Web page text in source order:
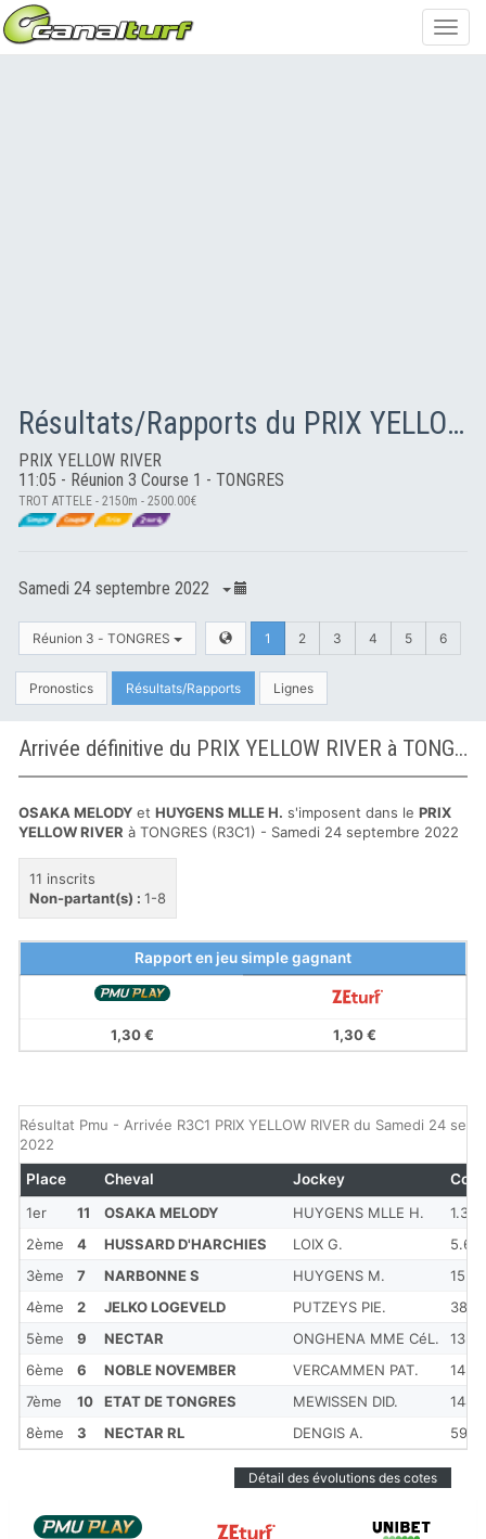
Résultats/Rapports du PRIX YELLOW RIVER
PRIX YELLOW RIVER
11:05 - Réunion 3 Course 1 - TONGRES
TROT ATTELE - 2150m - 2500.00€
Samedi 24 septembre 2022
Réunion 3 - TONGRES 1 2 3 4 5 6
Pronostics Résultats/Rapports Lignes
Arrivée définitive du PRIX YELLOW RIVER à TONGRES
OSAKA MELODY et HUYGENS MLLE H. s'imposent dans le PRIX
YELLOW RIVER à TONGRES (R3C1) - Samedi 24 septembre 2022
11 inscrits
Non-partant(s) : 1-8
Rapport en jeu simple gagnant
1,30 € 1,30 €
Résultat Pmu - Arrivée R3C1 PRIX YELLOW RIVER du Samedi 24
2022
1er 11 OSAKA MELODY HUYGENS MLLE H.
1.3
2ème
4 HUSSARD D'HARCHIES LOIX G.
5.6
3ème
7 NARBONNE S HUYGENS M.
15
4ème
2 JELKO LOGEVELD PUTZEYS PIE.
38
5ème
9 NECTAR ONGHENA MME CéL.
13
6ème
6 NOBLE NOVEMBER VERCAMMEN PAT.
14
7ème
10 ETAT DE TONGRES MEWISSEN DID.
148
8ème
3 NECTAR RL DENGIS A. 59
Place Cheval Jockey Cote
Détail des évolutions des cotes